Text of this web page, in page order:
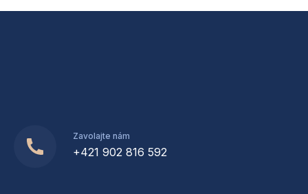
Zavolajte nám
+421 902 816 592